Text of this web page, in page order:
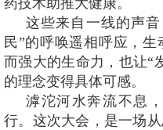
药技术助推大健康。
这些来自一线的声
民”的呼唤遥相呼应，
而强大的生命力，也让“
的理念变得具体可感。
滹沱河水奔流不息
行。这次大会，是一场